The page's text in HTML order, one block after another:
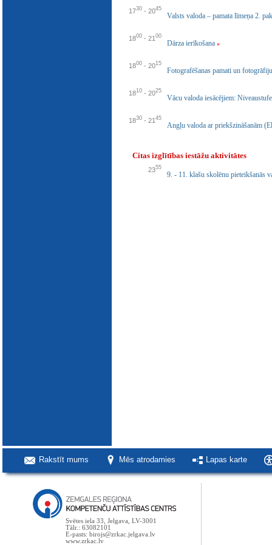
1730 - 2045
Valsts valoda – pamata līmeņa 2.
1800 - 21 00
Dārza ierīkošana »
1800 - 2015
Fotografēšanas pamati un
1810 - 2025
Vācu valoda iesācējiem:
1830 - 21 45
Angļu valoda ar priekšzināšanām
Citas izglītības iestāžu aktivitātes
2355
9. - 11. klašu skolēnu pieteikšanās
Rakstīt mums Mēs atrodamies Lapas karte
Svētes iela 33, Jelgava, LV-3001
Tālr.: 63082101
E-pasts: birojs@zrkac.jelgava.lv
www.zrkac.lv